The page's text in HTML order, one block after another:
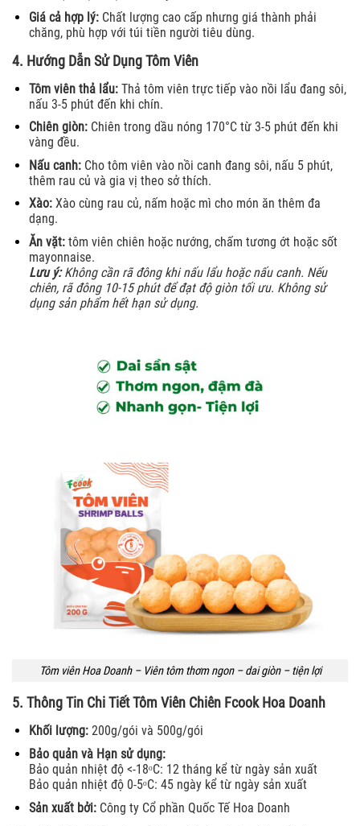
Giá cả hợp lý: Chất lượng cao cấp nhưng giá thành phải
chăng, phù hợp với túi tiền người tiêu dùng.
4. Hướng Dẫn Sử Dụng Tôm Viên
Tôm viên thả lẩu: Thả tôm viên trực tiếp vào nồi lẩu đang sôi,
nấu 3-5 phút đến khi chín.
Chiên giòn:Chiên trong dầu nóng 170°C từ 3-5 phút đến khi
vàng đều.
Nấu canh: Cho tôm viên vào nồi canh đang sôi, nấu 5 phút,
thêm rau củ và gia vị theo sở thích.
Xào: Xào cùng rau củ, nấm hoặc mì cho món ăn thêm đa
dạng.
Ăn vặt: tôm viên chiên hoặc nướng, chấm tương ớt hoặc sốt
mayonnaise.
Lưu ý:Không cần rã đông khi nấu lẩu hoặc nấu canh. Nếu
chiên, rã đông 10-15 phút để đạt độ giòn tối ưu. Không sử
dụng sản phẩm hết hạn sử dụng.
Tôm viên Hoa Doanh – Viên tôm thơm ngon – dai giòn – tiện lợi
5. Thông Tin Chi Tiết Tôm Viên Chiên Fcook Hoa Doanh
Khối lượng: 200g/gói và 500g/gói
Bảo quản và Hạn sử dụng:
Bảo quản nhiệt độ <-18ᵒC: 12 tháng kể từ ngày sản xuất
Bảo quản nhiệt độ 0-5ᵒC: 45 ngày kể từ ngày sản xuất
Sản xuất bởi: Công ty Cổ phần Quốc Tế Hoa Doanh